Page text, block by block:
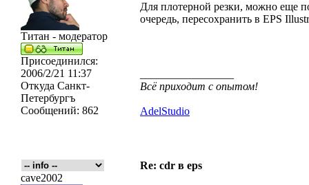
Титан - модератор
Присоединился:
2006/2/21 11:37
Откуда Санкт-
Петербургъ
Сообщений: 862
Для плотерной резки, можно еще
очередь, пересохранить в EPS
Всё приходит с опытом!
AdelStudio
Re: cdr в eps
cave2002